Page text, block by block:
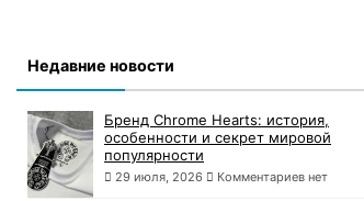
Недавние новости
Бренд Chrome Hearts: история,
особенности и секрет мировой
популярности
29 июля, 2026 Комментариев нет